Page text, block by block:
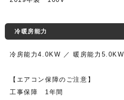
冷暖房能力
冷房能力4.0KW ／ 暖房能力5.0KW
【エアコン保障のご注意】
工事保障 1年間